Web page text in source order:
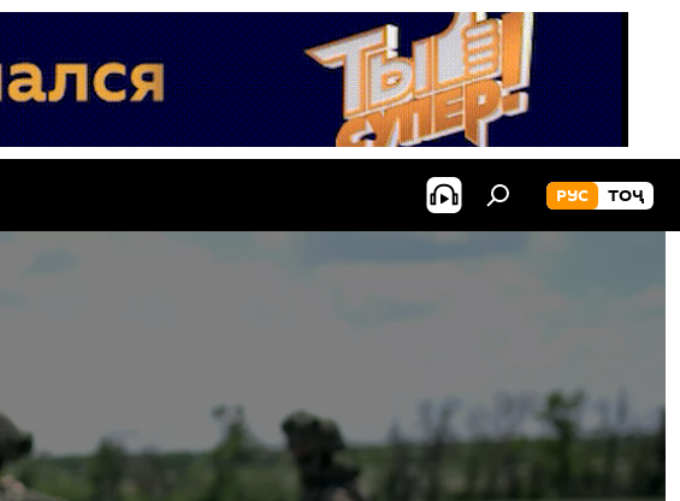
РУС ТОҶ